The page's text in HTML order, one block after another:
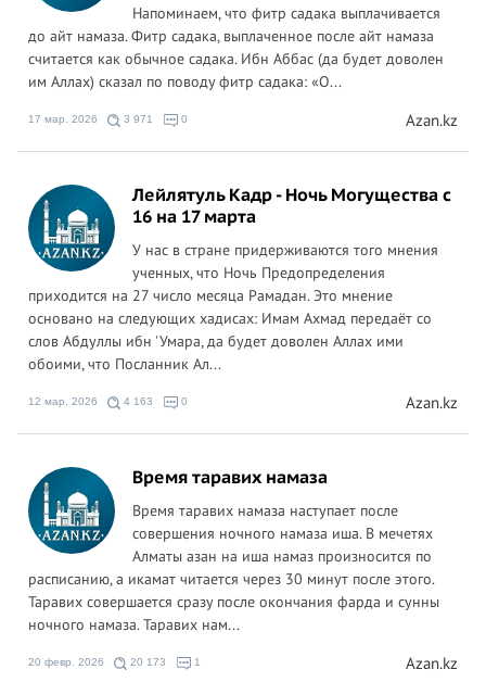
Напоминаем, что фитр садака выплачивается
до айт намаза. Фитр садака, выплаченное после айт намаза
считается как обычное садака. Ибн Аббас (да будет доволен
им Аллах) сказал по поводу фитр садака: «О...
17 мар. 2026 3 971 0 Azan.kz
Лейлятуль Кадр - Ночь Могущества с
16 на 17 марта
У нас в стране придерживаются того мнения
ученных, что Ночь Предопределения
приходится на 27 число месяца Рамадан. Это мнение
основано на следующих хадисах: Имам Ахмад передаёт со
слов Абдуллы ибн 'Умара, да будет доволен Аллах ими
обоими, что Посланник Ал...
12 мар. 2026 4 163 0 Azan.kz
Время таравих намаза
Время таравих намаза наступает после
совершения ночного намаза иша. В мечетях
Алматы азан на иша намаз произносится по
расписанию, а икамат читается через 30 минут после этого.
Таравих совершается сразу после окончания фарда и сунны
ночного намаза. Таравих нам...
20 февр. 2026 20 173 1 Azan.kz